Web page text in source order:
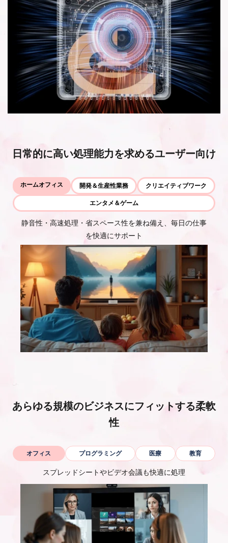
日常的に高い処理能力を求めるユーザー向け
ホームオフィス 開発＆生産性業務 クリエイティブワーク
エンタメ＆ゲーム
静音性・高速処理・省スペース性を兼ね備え、毎日の仕事
を快適にサポート
あらゆる規模のビジネスにフィットする柔軟
性
オフィス プログラミング 医療 教育
スプレッドシートやビデオ会議も快適に処理